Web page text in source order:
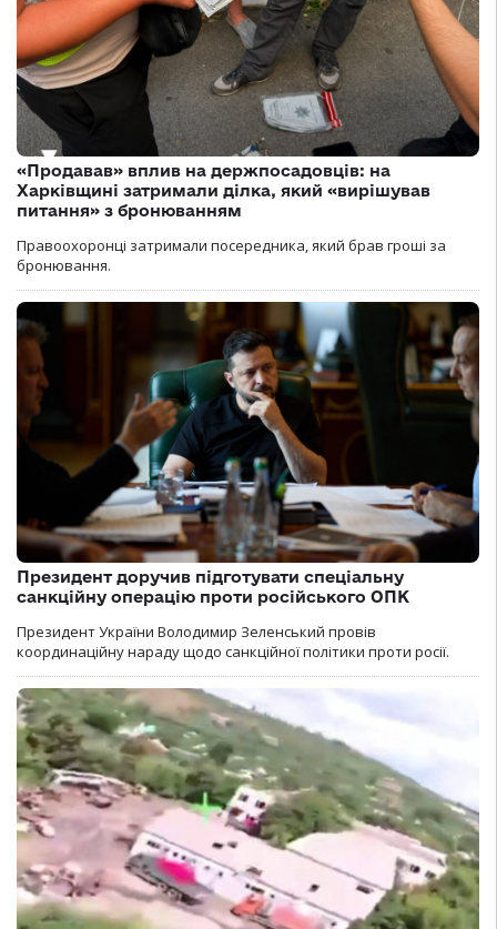
«Продавав» вплив на держпосадовців: на
Харківщині затримали ділка, який «вирішував
питання» з бронюванням
Правоохоронці затримали посередника, який брав гроші за
бронювання.
Президент доручив підготувати спеціальну
санкційну операцію проти російського ОПК
Президент України Володимир Зеленський провів
координаційну нараду щодо санкційної політики проти росії.